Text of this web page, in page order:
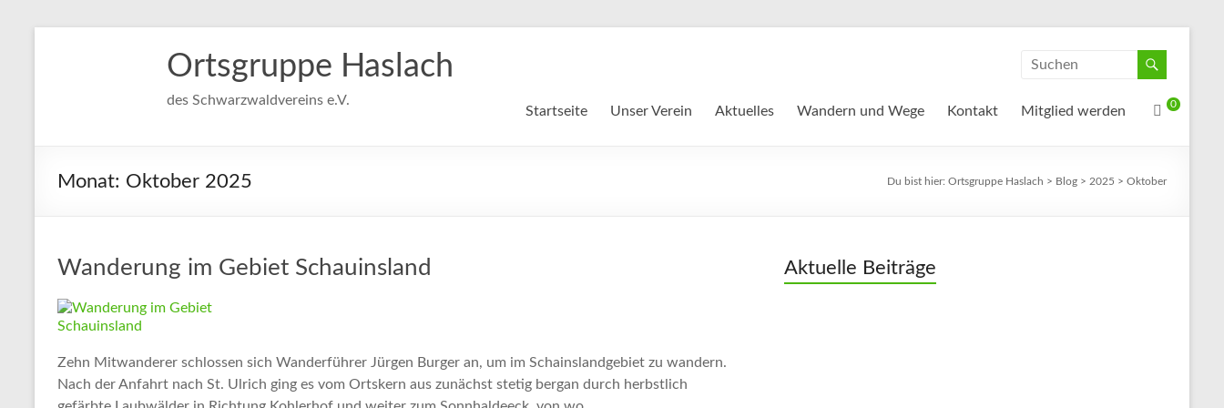
Ortsgruppe Haslach
des Schwarzwaldvereins e.V. 0
Startseite Unser Verein Aktuelles Wandern und Wege Kontakt Mitglied werden
Monat: Oktober 2025 Du bist hier: Ortsgruppe Haslach > Blog > 2025 > Oktober
Wanderung im Gebiet Schauinsland
Zehn Mitwanderer schlossen sich Wanderführer Jürgen Burger an, um im Schainslandgebiet zu wandern.
Nach der Anfahrt nach St. Ulrich ging es vom Ortskern aus zunächst stetig bergan durch herbstlich
Aktuelle Beiträge